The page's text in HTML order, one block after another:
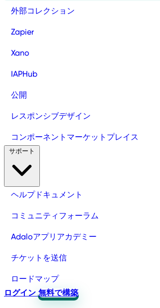
外部コレクション
Zapier
Xano
IAPHub
公開
レスポンシブデザイン
コンポーネントマーケットプレイス
ヘルプドキュメント
コミュニティフォーラム
Adaloアプリアカデミー
チケットを送信
ロードマップ
ログイン 無料で構築